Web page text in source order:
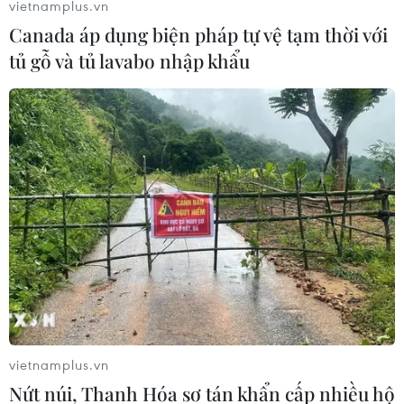
05/08/2026 13:30
Hơn 100 người thiệt mạng trong mùa
mưa khốc liệt ở Ấn Độ
05/08/2026 09:39
Trung Quốc phóng thành công hai
vệ tinh siêu phổ Đông Phương Huệ
Nhãn
05/08/2026 07:16
Trung Quốc: Cảnh sát Hong Kong,
Macau triệt phá vụ lừa đảo đầu tư
Fun Coffee
vietnamplus.vn
Canada áp dụng biện pháp tự vệ tạm thời với
tủ gỗ và tủ lavabo nhập khẩu
vietnamplus.vn
Nứt núi, Thanh Hóa sơ tán khẩn cấp nhiều hộ